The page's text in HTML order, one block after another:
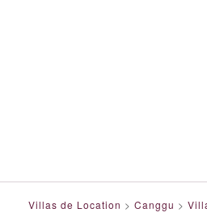
Villas de Location > Canggu >